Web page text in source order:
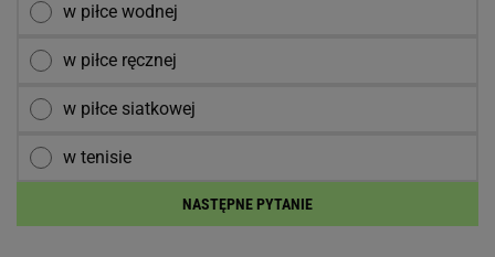
w piłce wodnej
w piłce ręcznej
w piłce siatkowej
w tenisie
NASTĘPNE PYTANIE